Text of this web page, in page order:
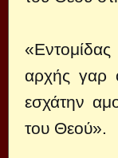
αρχής γαρ
εσχάτην
του Θεού».